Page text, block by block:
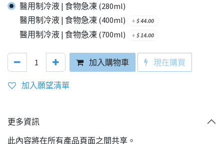
醫用制冷液 | 食物急凍 (280ml)
醫用制冷液 | 食物急凍 (400ml)
+ $44.00
醫用制冷液 | 食物急凍 (700ml) + $14.00
加入購物車 現在購買
加入願望清單
更多資訊
此內容將在所有產品頁面之間共享。